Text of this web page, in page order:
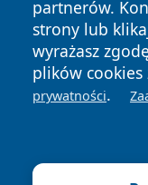
partnerów.
strony lub
wyrażasz
plików cookies
prywatności.
News Autorzy